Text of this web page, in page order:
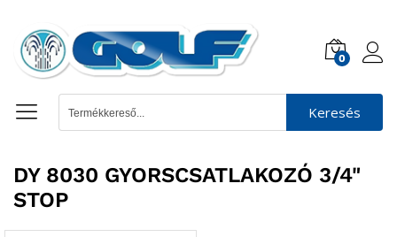
0
Keresés
DY 8030 GYORSCSATLAKOZÓ 3/4"
STOP